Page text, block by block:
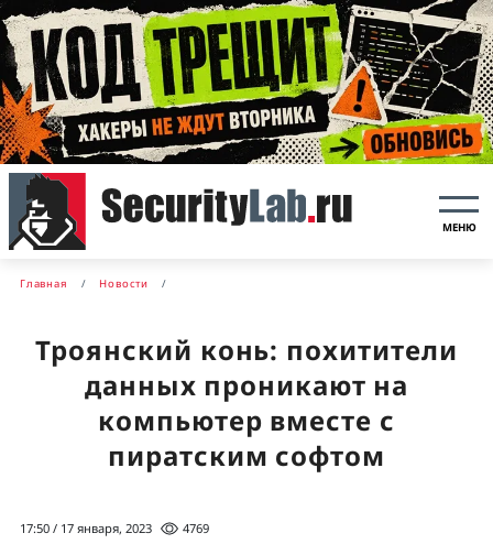
МЕНЮ
Главная Новости
Троянский конь: похитители
данных проникают на
компьютер вместе с
пиратским софтом
17:50 / 17 января, 2023 4769